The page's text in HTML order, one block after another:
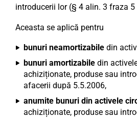
introducerii lor (§ 4 alin. 3 fraza 5
Aceasta se aplică pentru
bunuri neamortizabile din
bunuri amortizabile din
achiziționate, produse sau
afacerii după 5.5.2006,
anumite bunuri din activele
achiziționate, produse sau